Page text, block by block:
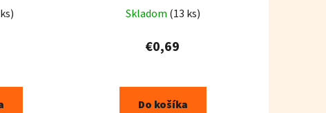
Skladom (13 ks)
€0,69
Do košíka